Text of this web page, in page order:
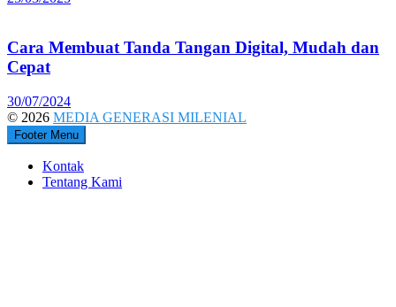
Cara Membuat Tanda Tangan Digital, Mudah dan
Cepat
30/07/2024
© 2026 MEDIA GENERASI MILENIAL
Footer Menu
Kontak
Tentang Kami